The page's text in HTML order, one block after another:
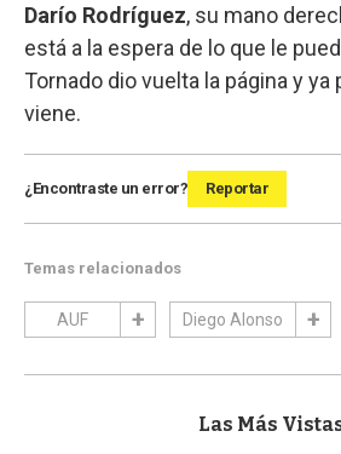
Darío Rodríguez, su mano
está a la espera de lo que le
Tornado dio vuelta la página y ya
viene.
¿Encontraste un error? Reportar
Temas relacionados
AUF Diego Alonso
Las Más